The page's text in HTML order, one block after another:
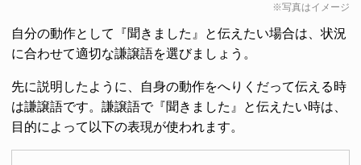
※写真はイメージ
自分の動作として『聞きました』と伝えたい場合は、状況
に合わせて適切な謙譲語を選びましょう。
先に説明したように、自身の動作をへりくだって伝える時
は謙譲語です。謙譲語で『聞きました』と伝えたい時は、
目的によって以下の表現が使われます。